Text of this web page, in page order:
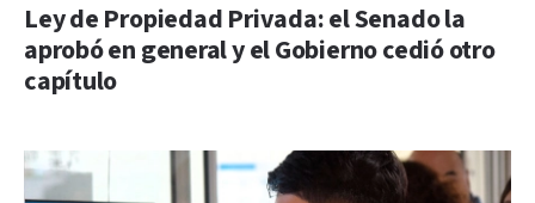
Ley de Propiedad Privada: el Senado la
aprobó en general y el Gobierno cedió otro
capítulo